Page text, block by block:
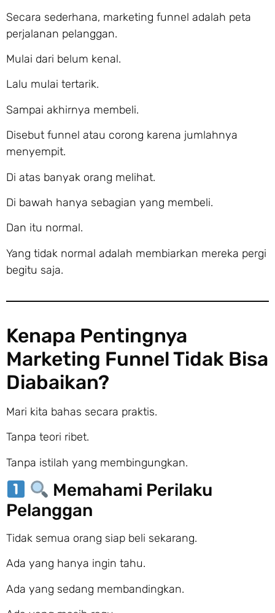
Secara sederhana, marketing funnel adalah peta
perjalanan pelanggan.
Mulai dari belum kenal.
Lalu mulai tertarik.
Sampai akhirnya membeli.
Disebut funnel atau corong karena jumlahnya
menyempit.
Di atas banyak orang melihat.
Di bawah hanya sebagian yang membeli.
Dan itu normal.
Yang tidak normal adalah membiarkan mereka pergi
begitu saja.
Kenapa Pentingnya
Marketing Funnel Tidak Bisa
Diabaikan?
Mari kita bahas secara praktis.
Tanpa teori ribet.
Tanpa istilah yang membingungkan.
Memahami Perilaku
Pelanggan
Tidak semua orang siap beli sekarang.
Ada yang hanya ingin tahu.
Ada yang sedang membandingkan.